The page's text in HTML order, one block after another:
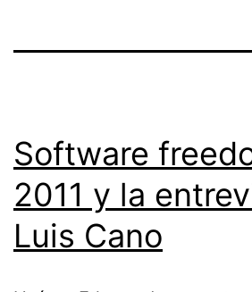
Software
2011 y la
Luis Cano